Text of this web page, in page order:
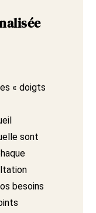
« doigts
sont
besoins